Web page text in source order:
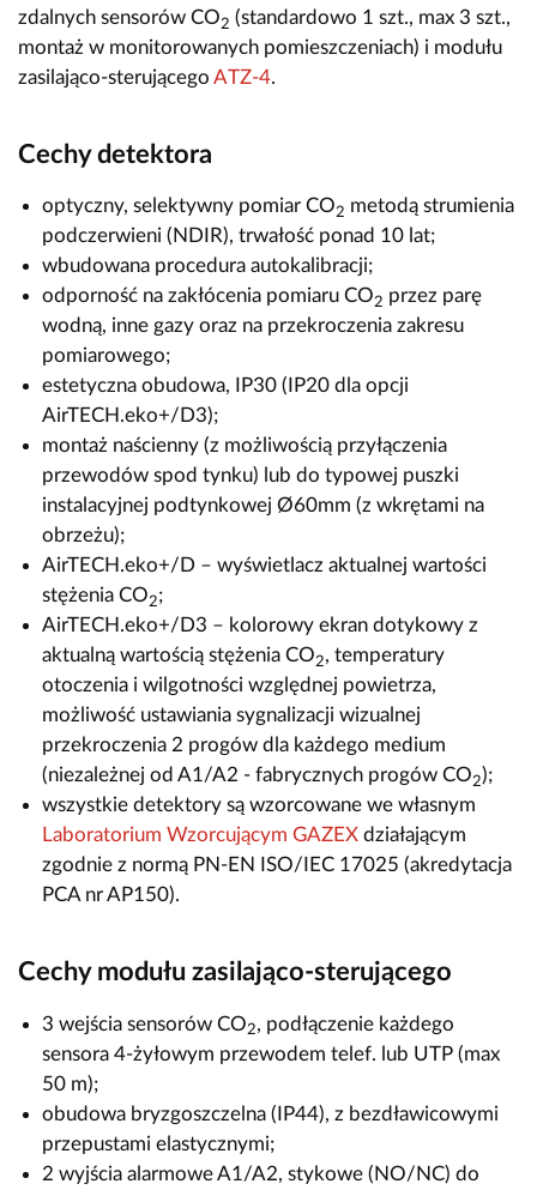
zdalnych sensorów CO2 (standardowo 1 szt., max 3 szt.,
montaż w monitorowanych pomieszczeniach) i modułu
zasilająco-sterującego ATZ-4.
Cechy detektora
optyczny, selektywny pomiar CO2 metodą strumienia
podczerwieni (NDIR), trwałość ponad 10 lat;
wbudowana procedura autokalibracji;
odporność na zakłócenia pomiaru CO2 przez parę
wodną, inne gazy oraz na przekroczenia zakresu
pomiarowego;
estetyczna obudowa, IP30 (IP20 dla opcji
AirTECH.eko+/D3);
montaż naścienny (z możliwością przyłączenia
przewodów spod tynku) lub do typowej puszki
instalacyjnej podtynkowej Ø60mm (z wkrętami na
obrzeżu);
AirTECH.eko+/D – wyświetlacz aktualnej wartości
stężenia CO2;
AirTECH.eko+/D3 – kolorowy ekran dotykowy z
aktualną wartością stężenia CO2, temperatury
otoczenia i wilgotności względnej powietrza,
możliwość ustawiania sygnalizacji wizualnej
przekroczenia 2 progów dla każdego medium
(niezależnej od A1/A2 - fabrycznych progów CO2);
wszystkie detektory są wzorcowane we własnym
Laboratorium Wzorcującym GAZEX działającym
zgodnie z normą PN-EN ISO/IEC 17025 (akredytacja
PCA nr AP150).
Cechy modułu zasilająco-sterującego
3 wejścia sensorów CO2, podłączenie każdego
sensora 4-żyłowym przewodem telef. lub UTP (max
50 m);
obudowa bryzgoszczelna (IP44), z bezdławicowymi
przepustami elastycznymi;
2 wyjścia alarmowe A1/A2, stykowe (NO/NC) do